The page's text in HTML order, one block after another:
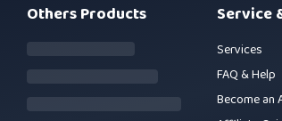
Others Products Service
Services
FAQ & Help
Become an